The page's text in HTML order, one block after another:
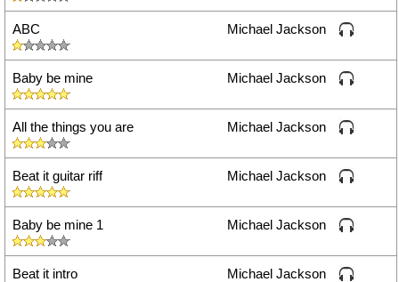
ABC Michael Jackson
Baby be mine Michael Jackson
All the things you are Michael Jackson
Beat it guitar riff Michael Jackson
Baby be mine 1 Michael Jackson
Beat it intro Michael Jackson